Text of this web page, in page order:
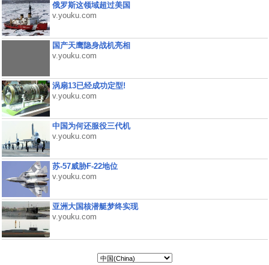
俄罗斯这领域超过美国
v.youku.com
国产天鹰隐身战机亮相
v.youku.com
涡扇13已经成功定型!
v.youku.com
中国为何还服役三代机
v.youku.com
苏-57威胁F-22地位
v.youku.com
亚洲大国核潜艇梦终实现
v.youku.com